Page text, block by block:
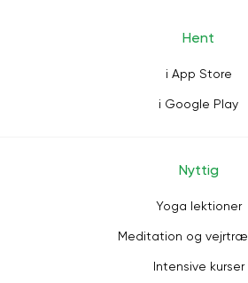
Hent
i App Store
i Google Play
Nyttig
Yoga lektioner
Meditation og
Intensive kurser